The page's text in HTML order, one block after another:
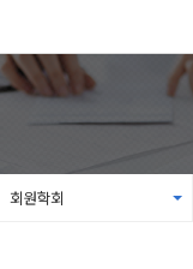
회원학회